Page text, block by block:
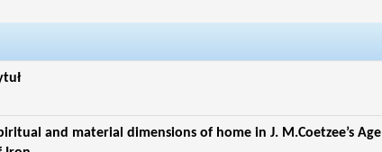
and material dimensions of home in J. M.Coetzee’s Age